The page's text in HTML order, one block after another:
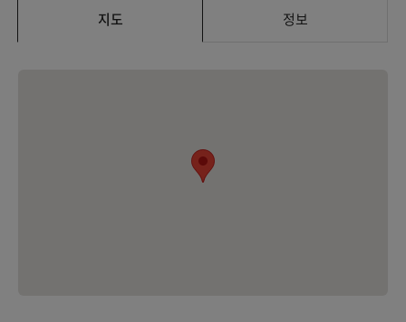
지도 정보